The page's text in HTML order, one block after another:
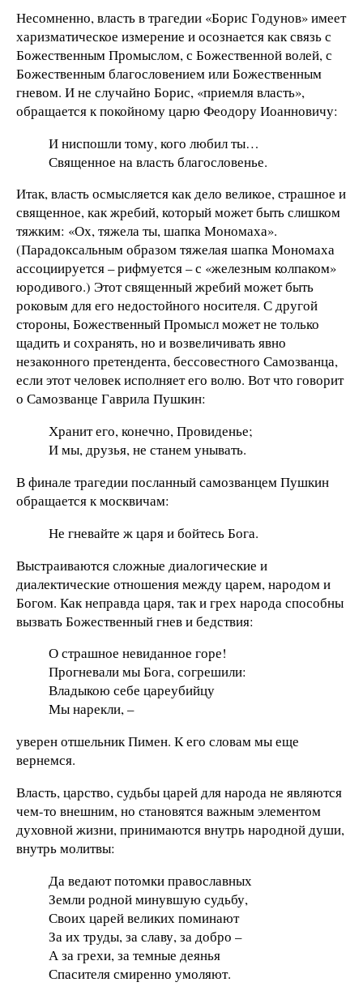
Несомненно, власть в трагедии «Борис Годунов» имеет
харизматическое измерение и осознается как связь с
Божественным Промыслом, с Божественной волей, с
Божественным благословением или Божественным
гневом. И не случайно Борис, «приемля власть»,
обращается к покойному царю Феодору Иоанновичу:
И ниспошли тому, кого любил ты…
Священное на власть благословенье.
Итак, власть осмысляется как дело великое, страшное и
священное, как жребий, который может быть слишком
тяжким: «Ох, тяжела ты, шапка Мономаха».
(Парадоксальным образом тяжелая шапка Мономаха
ассоциируется – рифмуется – с «железным колпаком»
юродивого.) Этот священный жребий может быть
роковым для его недостойного носителя. С другой
стороны, Божественный Промысл может не только
щадить и сохранять, но и возвеличивать явно
незаконного претендента, бессовестного Самозванца,
если этот человек исполняет его волю. Вот что говорит
о Самозванце Гаврила Пушкин:
Хранит его, конечно, Провиденье;
И мы, друзья, не станем унывать.
В финале трагедии посланный самозванцем Пушкин
обращается к москвичам:
Не гневайте ж царя и бойтесь Бога.
Выстраиваются сложные диалогические и
диалектические отношения между царем, народом и
Богом. Как неправда царя, так и грех народа способны
вызвать Божественный гнев и бедствия:
О страшное невиданное горе!
Прогневали мы Бога, согрешили:
Владыкою себе цареубийцу
Мы нарекли, –
уверен отшельник Пимен. К его словам мы еще
вернемся.
Власть, царство, судьбы царей для народа не являются
чем-то внешним, но становятся важным элементом
духовной жизни, принимаются внутрь народной души,
внутрь молитвы:
Да ведают потомки православных
Земли родной минувшую судьбу,
Своих царей великих поминают
За их труды, за славу, за добро –
А за грехи, за темные деянья
Спасителя смиренно умоляют.